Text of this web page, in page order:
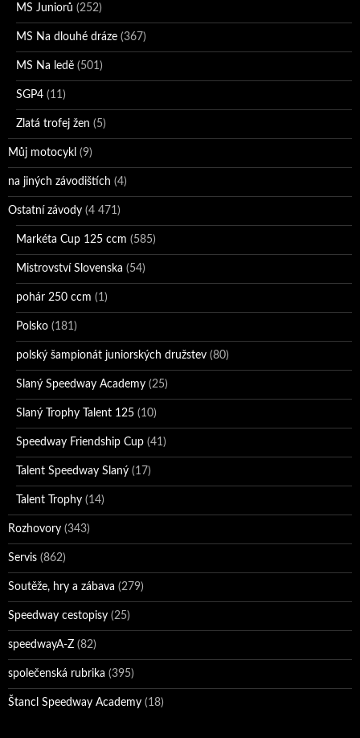
MS Juniorů (252)
MS Na dlouhé dráze (367)
MS Na ledě (501)
SGP4 (11)
Zlatá trofej žen (5)
Můj motocykl (9)
na jiných závodištích (4)
Ostatní závody (4 471)
Markéta Cup 125 ccm (585)
Mistrovství Slovenska (54)
pohár 250 ccm (1)
Polsko (181)
polský šampionát juniorských družstev (80)
Slaný Speedway Academy (25)
Slaný Trophy Talent 125 (10)
Speedway Friendship Cup (41)
Talent Speedway Slaný (17)
Talent Trophy (14)
Rozhovory (343)
Servis (862)
Soutěže, hry a zábava (279)
Speedway cestopisy (25)
speedwayA-Z (82)
společenská rubrika (395)
Štancl Speedway Academy (18)